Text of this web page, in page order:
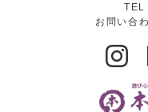
TEL
お問い合